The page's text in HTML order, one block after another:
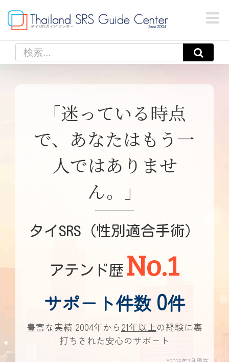
content
索
「迷っている時点
で、あなたはもう一
人ではありませ
ん。」
タイSRS（性別適合手術）
アテンド歴 No.1
サポート件数 0件
豊富な実績 2004年から 21年以上の経験に裏
打ちされた安心のサポート